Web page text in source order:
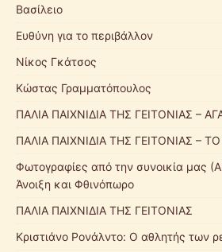
Βασίλειο
Ευθύνη για το περιβάλλον
Νίκος Γκάτσος
Κώστας Γραμματόπουλος
ΠΑΛΙΑ ΠΑΙΧΝΙΔΙΑ ΤΗΣ ΓΕΙΤΟΝΙΑΣ –
ΠΑΛΙΑ ΠΑΙΧΝΙΔΙΑ ΤΗΣ ΓΕΙΤΟΝΙΑΣ –
Φωτογραφίες από την συνοικία μας
Άνοιξη και Φθινόπωρο
ΠΑΛΙΑ ΠΑΙΧΝΙΔΙΑ ΤΗΣ ΓΕΙΤΟΝΙΑΣ
Κριστιάνο Ρονάλντο: Ο αθλητής των